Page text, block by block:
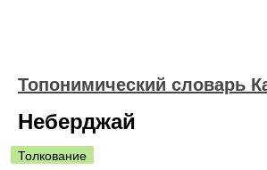
Топонимический словарь
Неберджай
Толкование